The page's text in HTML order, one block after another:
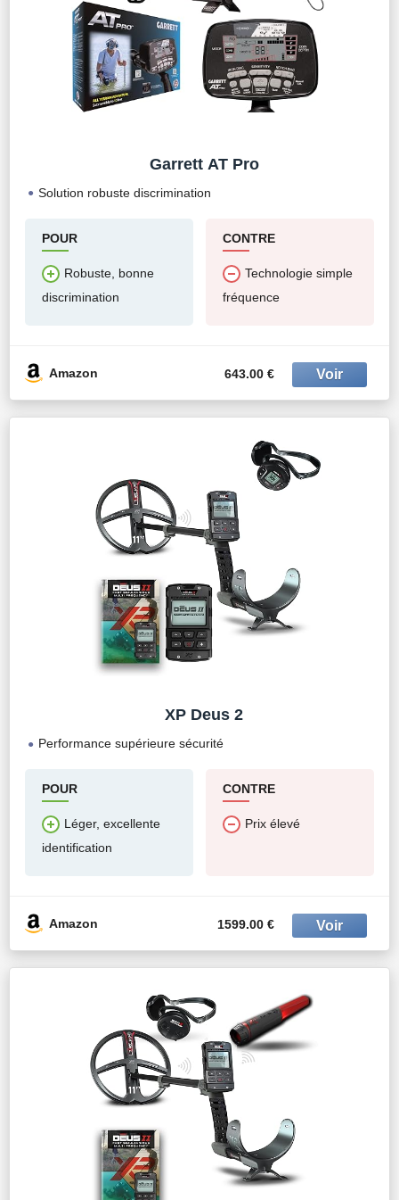
Garrett AT Pro
Solution robuste discrimination
POUR
Robuste, bonne
discrimination
CONTRE
Technologie simple
fréquence
Amazon 643.00 €
XP Deus 2
Performance supérieure sécurité
POUR
Léger, excellente
identification
CONTRE
Prix élevé
Amazon 1599.00 €